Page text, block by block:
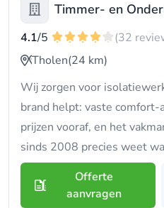
Timmer- en
4.1/5
(32
Tholen(24 km)
Wij zorgen voor
brand helpt: vaste comfort-
prijzen vooraf, en het
sinds 2008 precies weet
Offerte
aanvragen